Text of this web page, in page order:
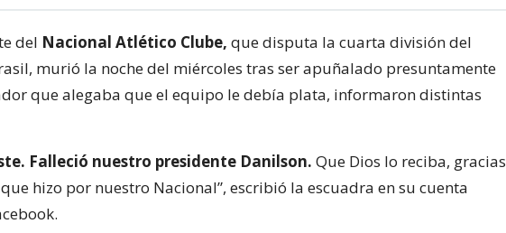
del Nacional Atlético Clube, que disputa la cuarta división del
murió la noche del miércoles tras ser apuñalado presuntamente
que alegaba que el equipo le debía plata, informaron distintas
Falleció nuestro presidente Danilson. Que Dios lo reciba, gracias
hizo por nuestro Nacional”, escribió la escuadra en su cuenta